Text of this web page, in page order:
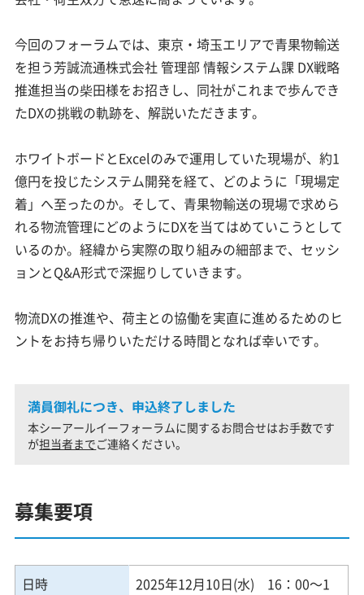
今回のフォーラムでは、東京・埼玉エリアで青果物輸送
を担う芳誠流通株式会社 管理部 情報システム課 DX戦略
推進担当の柴田様をお招きし、同社がこれまで歩んでき
たDXの挑戦の軌跡を、解説いただきます。
ホワイトボードとExcelのみで運用していた現場が、約1
億円を投じたシステム開発を経て、どのように「現場定
着」へ至ったのか。そして、青果物輸送の現場で求めら
れる物流管理にどのようにDXを当てはめていこうとして
いるのか。経緯から実際の取り組みの細部まで、セッシ
ョンとQ&A形式で深掘りしていきます。
物流DXの推進や、荷主との協働を実直に進めるためのヒ
ントをお持ち帰りいただける時間となれば幸いです。
満員御礼につき、申込終了しました
本シーアールイーフォーラムに関するお問合せはお手数です
が担当者までご連絡ください。
募集要項
日時
2025年12月10日(水) 16：00～1